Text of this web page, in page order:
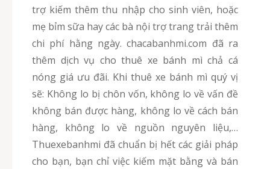
trợ kiếm thêm thu nhập cho sinh viên, hoặc
mẹ bỉm sữa hay các bà nội trợ trang trải thêm
chi phí hằng ngày. chacabanhmi.com đã ra
thêm dịch vụ cho thuê xe bánh mì chả cá
nóng giá ưu đãi. Khi thuê xe bánh mì quý vị
sẽ: Không lo bị chôn vốn, không lo về vấn đề
không bán được hàng, không lo về cách bán
hàng, không lo về nguồn nguyên liệu,…
Thuexebanhmi đã chuẩn bị hết các giải pháp
cho bạn, bạn chỉ việc kiếm mặt bằng và bán